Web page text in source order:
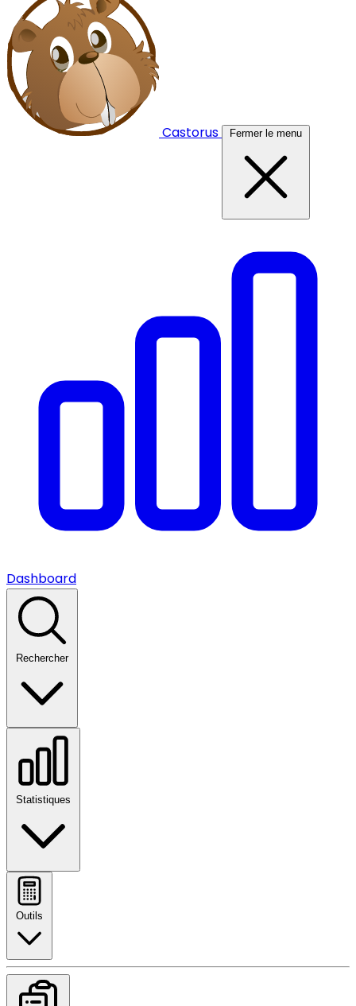
Castorus Fermer le menu
Dashboard
Rechercher
Statistiques
Outils